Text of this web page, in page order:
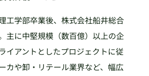
工学部卒業後、株式会社船井総合
主に中堅規模（数百億）以上の企
イアントとしたプロジェクトに従
カや卸・リテール業界など、幅広